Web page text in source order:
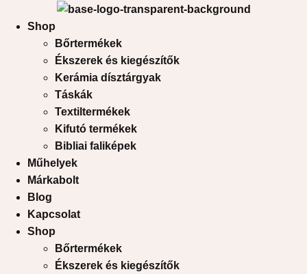
Shop
Bőrtermékek
Ékszerek és kiegészítők
Kerámia dísztárgyak
Táskák
Textiltermékek
Kifutó termékek
Bibliai faliképek
Műhelyek
Márkabolt
Blog
Kapcsolat
Shop
Bőrtermékek
Ékszerek és kiegészítők